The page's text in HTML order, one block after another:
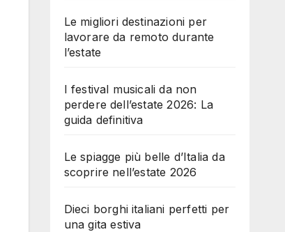
Le migliori destinazioni per
lavorare da remoto durante
l’estate
I festival musicali da non
perdere dell’estate 2026: La
guida definitiva
Le spiagge più belle d’Italia da
scoprire nell’estate 2026
Dieci borghi italiani perfetti per
una gita estiva